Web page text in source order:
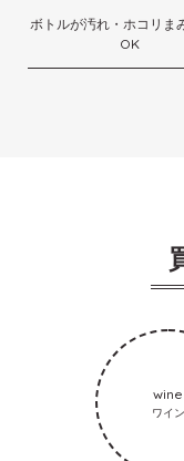
ボトルが汚れ・ホコリま
OK
wine
ワイン